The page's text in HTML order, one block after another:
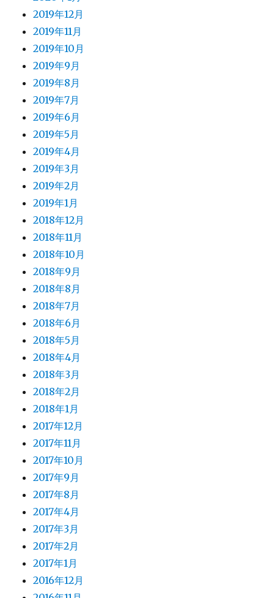
2019年12月
2019年11月
2019年10月
2019年9月
2019年8月
2019年7月
2019年6月
2019年5月
2019年4月
2019年3月
2019年2月
2019年1月
2018年12月
2018年11月
2018年10月
2018年9月
2018年8月
2018年7月
2018年6月
2018年5月
2018年4月
2018年3月
2018年2月
2018年1月
2017年12月
2017年11月
2017年10月
2017年9月
2017年8月
2017年4月
2017年3月
2017年2月
2017年1月
2016年12月